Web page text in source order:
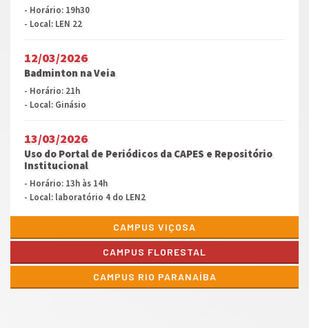
- Horário: 19h30
- Local: LEN 22
12/03/2026
Badminton na Veia
- Horário: 21h
- Local: Ginásio
13/03/2026
Uso do Portal de Periódicos da CAPES e Repositório
Institucional
- Horário: 13h às 14h
- Local: laboratório 4 do LEN2
CAMPUS VIÇOSA
CAMPUS FLORESTAL
CAMPUS RIO PARANAÍBA